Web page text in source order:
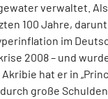
verwaltet.
100 Jahre,
im
2008 – und
hat er in
große